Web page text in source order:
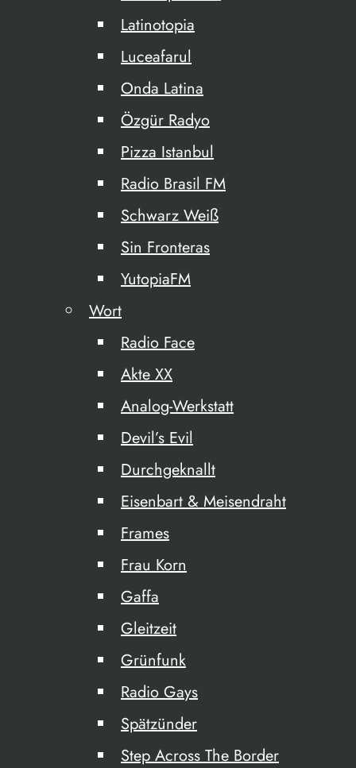
Latinotopia
Luceafarul
Onda Latina
Özgür Radyo
Pizza Istanbul
Radio Brasil FM
Schwarz Weiß
Sin Fronteras
YutopiaFM
Wort
Radio Face
Akte XX
Analog-Werkstatt
Devil’s Evil
Durchgeknallt
Eisenbart & Meisendraht
Frames
Frau Korn
Gaffa
Gleitzeit
Grünfunk
Radio Gays
Spätzünder
Step Across The Border